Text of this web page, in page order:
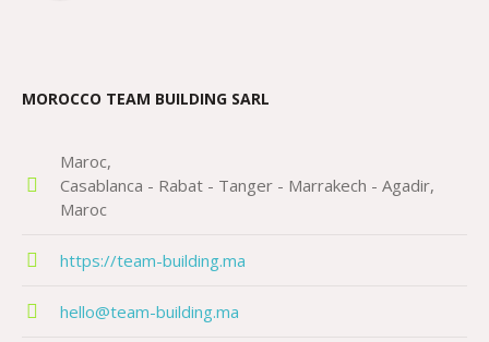
MOROCCO TEAM BUILDING SARL
Maroc
Casablanca - Rabat - Tanger - Marrakech - Agadir
Maroc
https://team-building.ma
hello@team-building.ma